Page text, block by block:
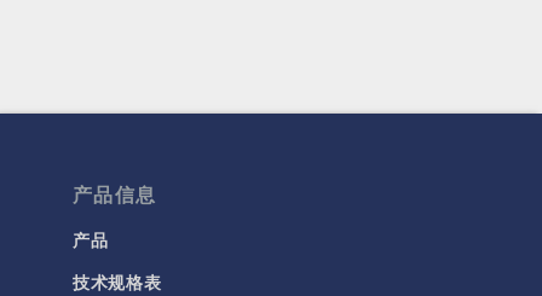
产品信息
产品
技术规格表